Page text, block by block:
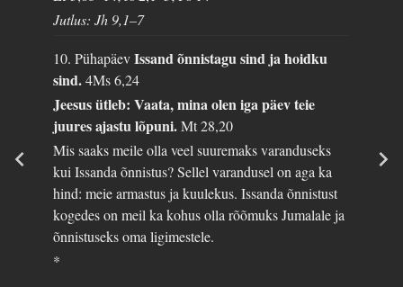
Jutlus: Jh 9,1–7
10. PühapäevIssand õnnistagu sind ja hoidku
sind.4Ms 6,24
Jeesus ütleb: Vaata, mina olen iga päev teie
juures ajastu lõpuni.Mt 28,20
Mis saaks meile olla veel suuremaks varanduseks
kui Issanda õnnistus? Sellel varandusel on aga ka
hind: meie armastus ja kuulekus. Issanda õnnistust
kogedes on meil ka kohus olla rõõmuks Jumalale ja
õnnistuseks oma ligimestele.
*